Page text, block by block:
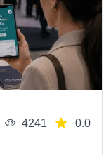
4241 0.0